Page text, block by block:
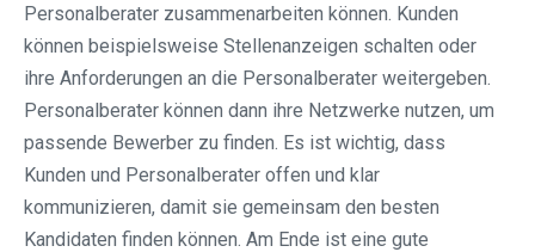
Personalberater zusammenarbeiten können. Kunden
können beispielsweise Stellenanzeigen schalten oder
ihre Anforderungen an die Personalberater weitergeben.
Personalberater können dann ihre Netzwerke nutzen, um
passende Bewerber zu finden. Es ist wichtig, dass
Kunden und Personalberater offen und klar
kommunizieren, damit sie gemeinsam den besten
Kandidaten finden können. Am Ende ist eine gute